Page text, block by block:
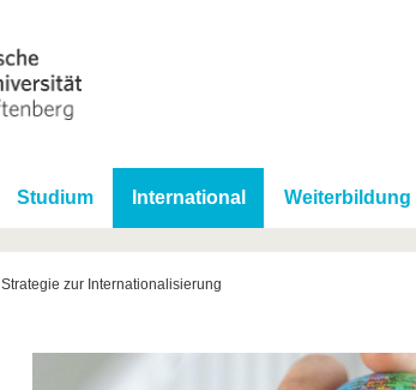
Studium International Weiterbildung
Strategie zur Internationalisierung